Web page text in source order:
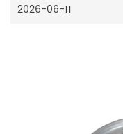
2026-06-11